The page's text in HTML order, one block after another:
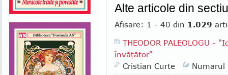
Alte articole din
Afisare: 1 - 40 din 1.029
THEODOR PALEOLOGU -
învăţător"
Cristian Curte
Numarul